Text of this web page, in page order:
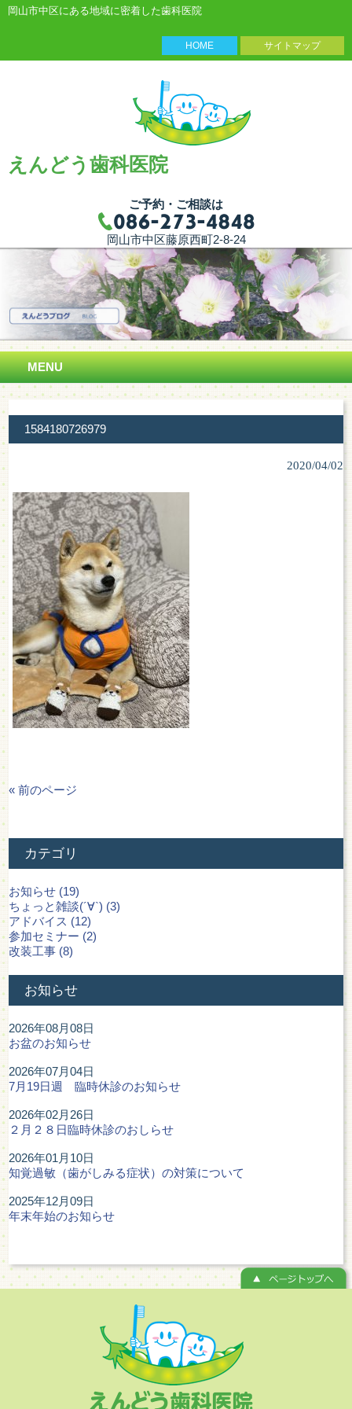
岡山市中区にある地域に密着した歯科医院
HOME サイトマップ
えんどう歯科医院
ご予約・ご相談は
岡山市中区藤原西町2-8-24
MENU
1584180726979
2020/04/02
« 前のページ
カテゴリ
お知らせ (19)
ちょっと雑談(´∀`) (3)
アドバイス (12)
参加セミナー (2)
改装工事 (8)
お知らせ
2026年08月08日
お盆のお知らせ
2026年07月04日
7月19日週 臨時休診のお知らせ
2026年02月26日
２月２８日臨時休診のおしらせ
2026年01月10日
知覚過敏（歯がしみる症状）の対策について
2025年12月09日
年末年始のお知らせ